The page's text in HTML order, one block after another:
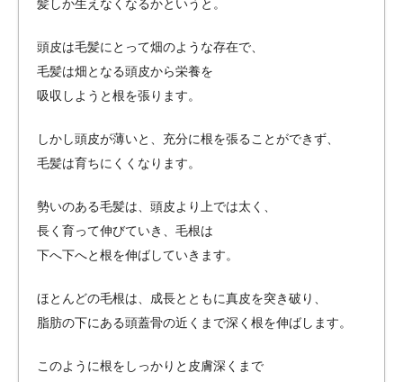
髪しか生えなくなるかというと。
頭皮は毛髪にとって畑のような存在で、
毛髪は畑となる頭皮から栄養を
吸収しようと根を張ります。
しかし頭皮が薄いと、充分に根を張ることができず、
毛髪は育ちにくくなります。
勢いのある毛髪は、頭皮より上では太く、
長く育って伸びていき、毛根は
下へ下へと根を伸ばしていきます。
ほとんどの毛根は、成長とともに真皮を突き破り、
脂肪の下にある頭蓋骨の近くまで深く根を伸ばします。
このように根をしっかりと皮膚深くまで